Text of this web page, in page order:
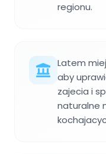
regionu.
Latem
aby
zajecia i
naturalne